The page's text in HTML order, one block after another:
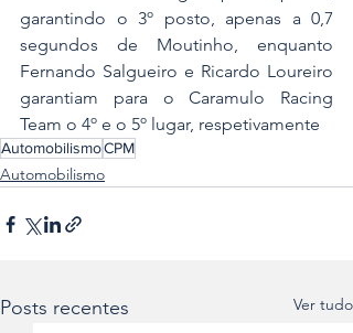
garantindo o 3º posto, apenas a 0,7
segundos de Moutinho, enquanto
Fernando Salgueiro e Ricardo Loureiro
garantiam para o Caramulo Racing
Team o 4º e o 5º lugar, respetivamente
AutomobilismoCPM
Automobilismo
Posts recentes Ver tudo